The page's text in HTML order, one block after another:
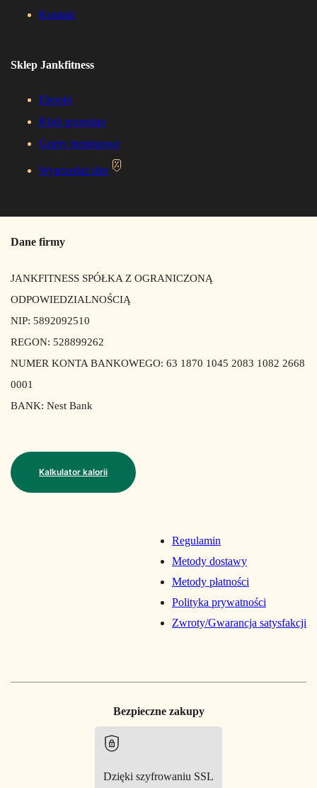
Kontakt
Sklep Jankfitness
Ebooki
Klub przemian
Gumy treningowe
Wyprzedaż diet
Dane firmy
JANKFITNESS SPÓŁKA Z OGRANICZONĄ
ODPOWIEDZIALNOŚCIĄ
NIP: 5892092510
REGON: 528899262
NUMER KONTA BANKOWEGO: 63 1870 1045 2083 1082 2668
0001
BANK: Nest Bank
Kalkulator kalorii
Regulamin
Metody dostawy
Metody płatności
Polityka prywatności
Zwroty/Gwarancja satysfakcji
Bezpieczne zakupy
Dzięki szyfrowaniu SSL